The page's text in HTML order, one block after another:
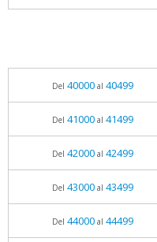
Del 40000al 40499
Del 41000al 41499
Del 42000al 42499
Del 43000al 43499
Del 44000al 44499